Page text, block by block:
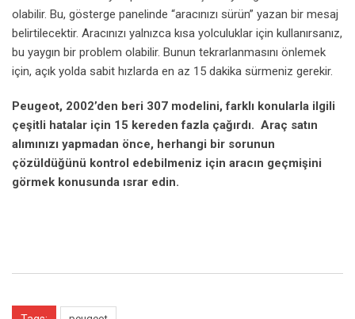
olabilir. Bu, gösterge panelinde “aracınızı sürün” yazan bir mesaj
belirtilecektir. Aracınızı yalnızca kısa yolculuklar için kullanırsanız,
bu yaygın bir problem olabilir. Bunun tekrarlanmasını önlemek
için, açık yolda sabit hızlarda en az 15 dakika sürmeniz gerekir.
Peugeot, 2002’den beri 307 modelini, farklı konularla ilgili
çeşitli hatalar için 15 kereden fazla çağırdı. Araç satın
alımınızı yapmadan önce, herhangi bir sorunun
çözüldüğünü kontrol edebilmeniz için aracın geçmişini
görmek konusunda ısrar edin.